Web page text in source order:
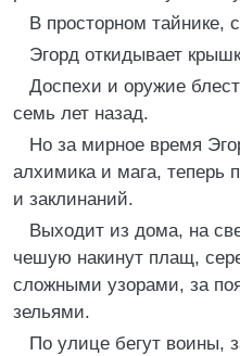
В просторном тайнике,
Эгорд откидывает
Доспехи и оружие
семь лет назад.
Но за мирное время
алхимика и мага, теперь
и заклинаний.
Выходит из дома, на
чешую накинут плащ,
сложными узорами, за
зельями.
По улице бегут воины,